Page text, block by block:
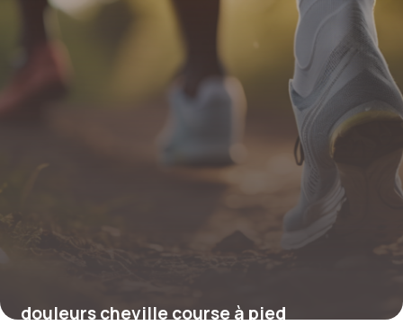
douleurs cheville course à pied